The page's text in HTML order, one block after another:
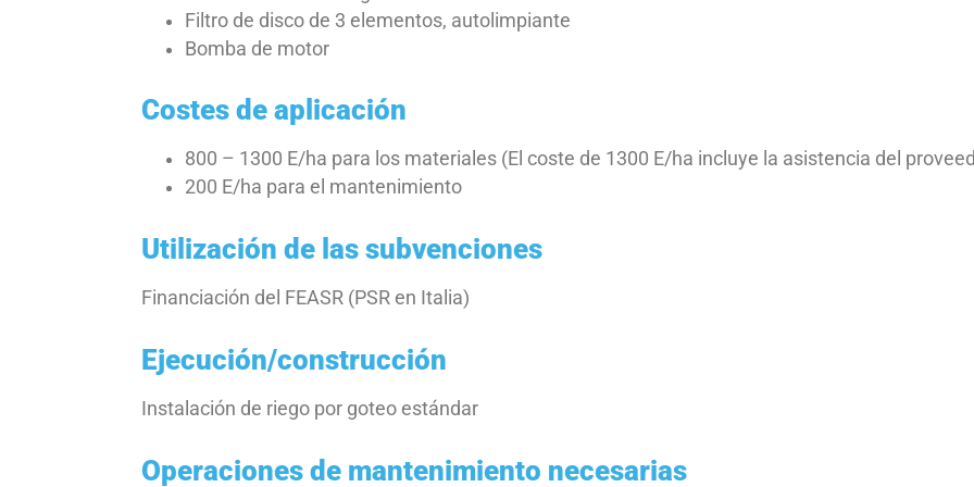
Filtro de disco de 3 elementos, autolimpiante
Bomba de motor
Costes de aplicación
800 – 1300 E/ha para los materiales (El coste de 1300 E/ha incluye la asistencia del
200 E/ha para el mantenimiento
Utilización de las subvenciones
Financiación del FEASR (PSR en Italia)
Ejecución/construcción
Instalación de riego por goteo estándar
Operaciones de mantenimiento necesarias